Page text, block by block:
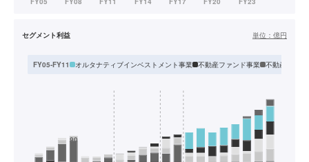
セグメント利益 単位： 億円
FY05-FY11 オルタナティブインベストメント事業 不動産ファンド事業 不動産流動化